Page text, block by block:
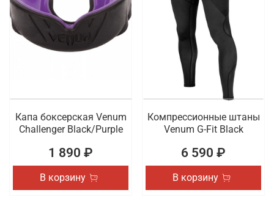
Капа боксерская Venum
Challenger Black/Purple
1 890 ₽
В корзину
Компрессионные штаны
Venum G-Fit Black
6 590 ₽
В корзину